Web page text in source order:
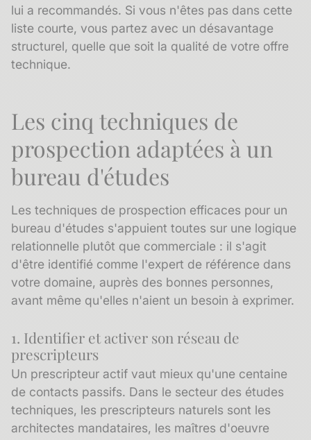
lui a recommandés. Si vous n'êtes pas dans cette
liste courte, vous partez avec un désavantage
structurel, quelle que soit la qualité de votre offre
technique.
Les cinq techniques de
prospection adaptées à un
bureau d'études
Les techniques de prospection efficaces pour un
bureau d'études s'appuient toutes sur une logique
relationnelle plutôt que commerciale : il s'agit
d'être identifié comme l'expert de référence dans
votre domaine, auprès des bonnes personnes,
avant même qu'elles n'aient un besoin à exprimer.
1. Identifier et activer son réseau de
prescripteurs
Un prescripteur actif vaut mieux qu'une centaine
de contacts passifs. Dans le secteur des études
techniques, les prescripteurs naturels sont les
architectes mandataires, les maîtres d'oeuvre